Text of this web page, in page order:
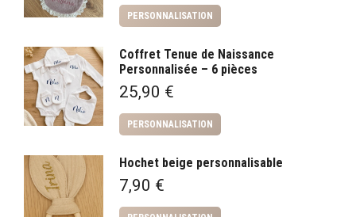
PERSONNALISATION
Coffret Tenue de Naissance
Personnalisée – 6 pièces
25,90 €
PERSONNALISATION
Hochet beige personnalisable
7,90 €